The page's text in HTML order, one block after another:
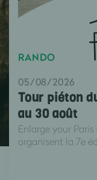
RANDO
05/08/2026
Tour piéton
au 30 août
Enlarge your
organisent la 7e